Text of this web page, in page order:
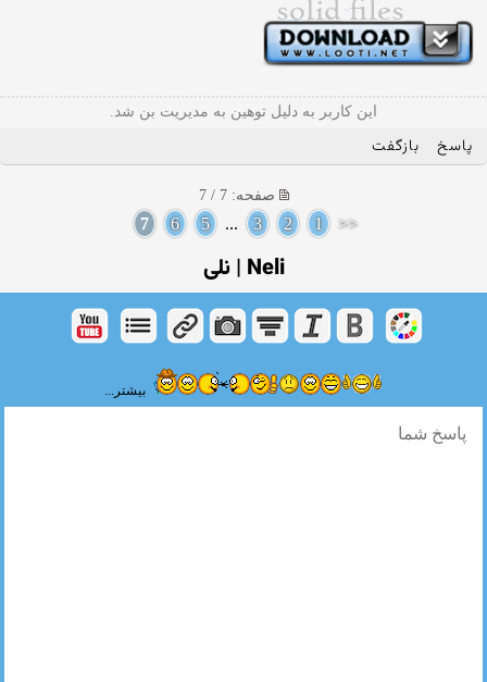
این کاربر به دلیل توهین به مدیریت بن شد.
پاسخ بازگفت
صفحه: 7 / 7
<<
1
2
3
...
5
6
7
Neli | نلی
بیشتر...